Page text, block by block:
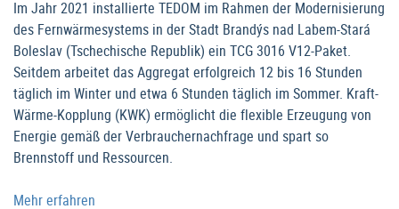
Im Jahr 2021 installierte TEDOM im Rahmen der Modernisierung
des Fernwärmesystems in der Stadt Brandýs nad Labem-Stará
Boleslav (Tschechische Republik) ein TCG 3016 V12-Paket.
Seitdem arbeitet das Aggregat erfolgreich 12 bis 16 Stunden
täglich im Winter und etwa 6 Stunden täglich im Sommer. Kraft-
Wärme-Kopplung (KWK) ermöglicht die flexible Erzeugung von
Energie gemäß der Verbrauchernachfrage und spart so
Brennstoff und Ressourcen.
Mehr erfahren